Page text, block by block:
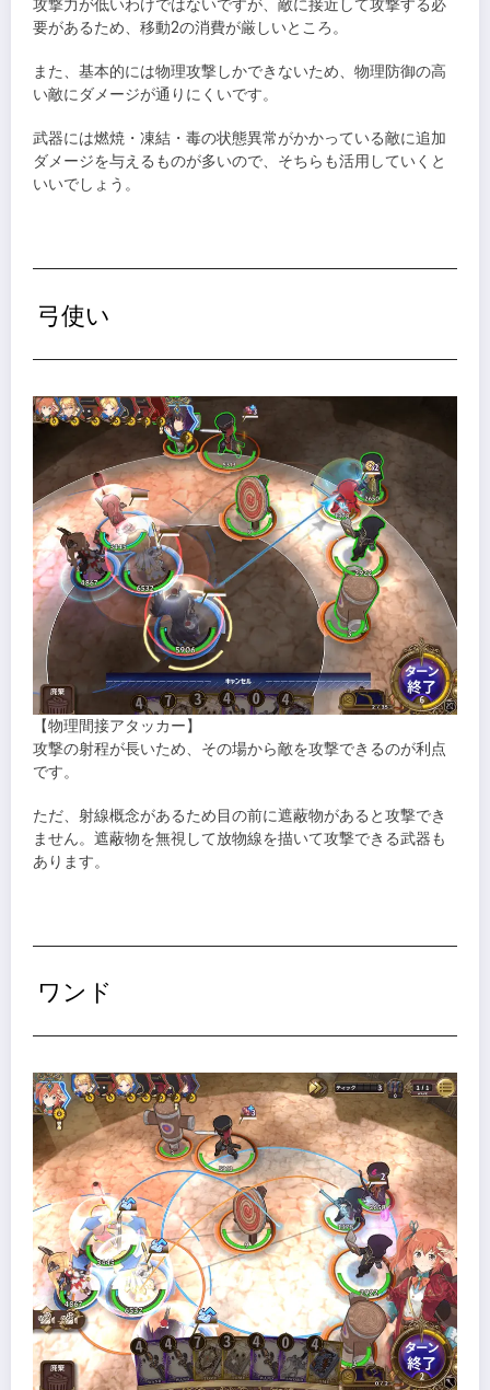
攻撃力が低いわけではないですが、敵に接近して攻撃する必
要があるため、移動2の消費が厳しいところ。
また、基本的には物理攻撃しかできないため、物理防御の高
い敵にダメージが通りにくいです。
武器には燃焼・凍結・毒の状態異常がかかっている敵に追加
ダメージを与えるものが多いので、そちらも活用していくと
いいでしょう。
弓使い
【物理間接アタッカー】
攻撃の射程が長いため、その場から敵を攻撃できるのが利点
です。
ただ、射線概念があるため目の前に遮蔽物があると攻撃でき
ません。遮蔽物を無視して放物線を描いて攻撃できる武器も
あります。
ワンド